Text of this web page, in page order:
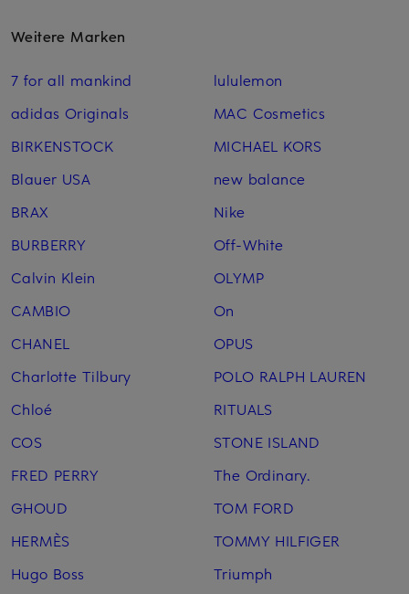
Weitere Marken
7 for all mankind
adidas Originals
BIRKENSTOCK
Blauer USA
BRAX
BURBERRY
Calvin Klein
CAMBIO
CHANEL
Charlotte Tilbury
Chloé
COS
FRED PERRY
GHOUD
HERMÈS
Hugo Boss
lululemon
MAC Cosmetics
MICHAEL KORS
new balance
Nike
Off-White
OLYMP
On
OPUS
POLO RALPH LAUREN
RITUALS
STONE ISLAND
The Ordinary.
TOM FORD
TOMMY HILFIGER
Triumph